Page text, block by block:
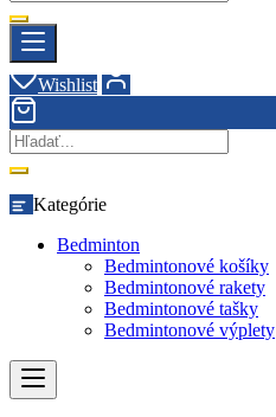
Wishlist
Kategórie
Bedminton
Bedmintonové košíky
Bedmintonové rakety
Bedmintonové tašky
Bedmintonové výplety